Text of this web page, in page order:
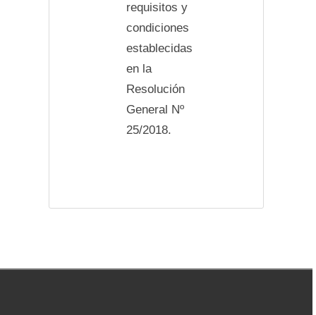
requisitos y
condiciones
establecidas
en la
Resolución
General Nº
25/2018.